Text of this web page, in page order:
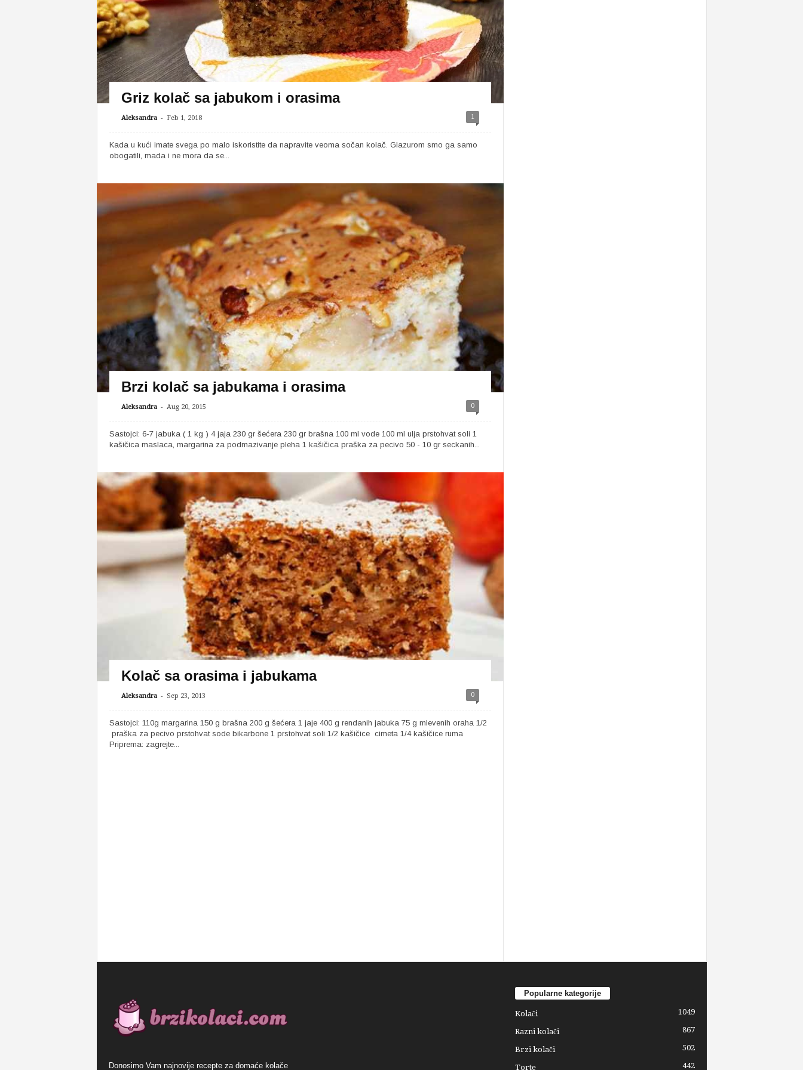
Griz kolač sa jabukom i orasima
Aleksandra - Feb 1, 2018 1
Kada u kući imate svega po malo iskoristite da napravite veoma sočan kolač. Glazurom smo ga samo
obogatili, mada i ne mora da se...
Brzi kolač sa jabukama i orasima
Aleksandra - Aug 20, 2015 0
Sastojci: 6-7 jabuka ( 1 kg ) 4 јаја 230 gr šećera 230 gr brašna 100 ml vode 100 ml ulja prstohvat soli 1
kašičica maslaca, margarina za podmazivanje pleha 1 kašičica praška za pecivo 50 - 10 gr seckanih...
Kolač sa orasima i jabukama
Aleksandra - Sep 23, 2013 0
Sastojci: 110g margarina 150 g brašna 200 g šećera 1 jaje 400 g rendanih jabuka 75 g mlevenih oraha 1/2
praška za pecivo prstohvat sode bikarbone 1 prstohvat soli 1/2 kašičice cimeta 1/4 kašičice ruma
Priprema: zagrejte...
Donosimo Vam najnovije recepte za domaće kolače
Popularne kategorije
Kolači 1049
Razni kolači 867
Brzi kolači 502
Torte 442